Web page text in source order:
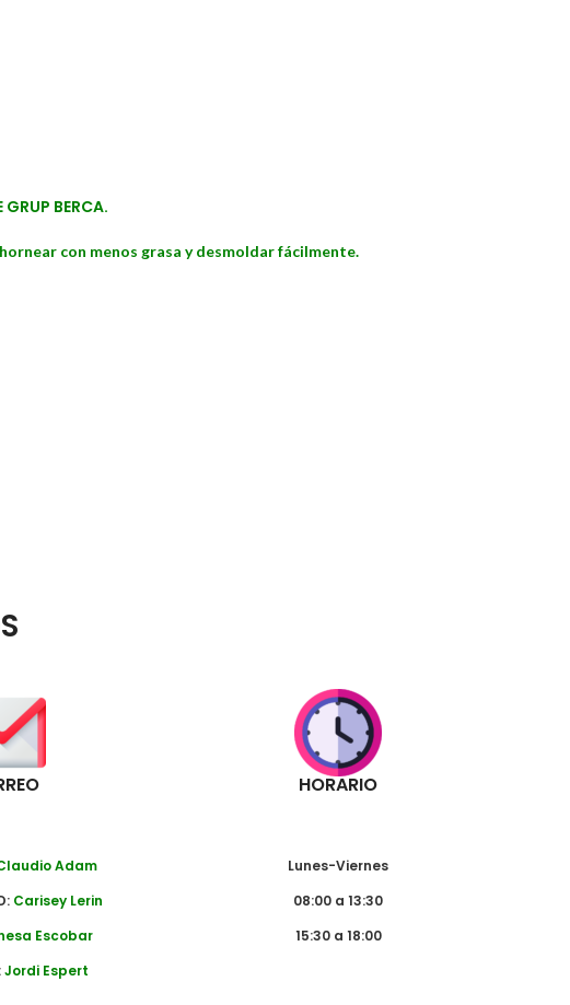
BERCA.
con menos grasa y desmoldar fácilmente.
Adam
Carisey Lerin
Escobar
Jordi Espert
HORARIO
Lunes-Viernes
08:00 a 13:30
15:30 a 18:00